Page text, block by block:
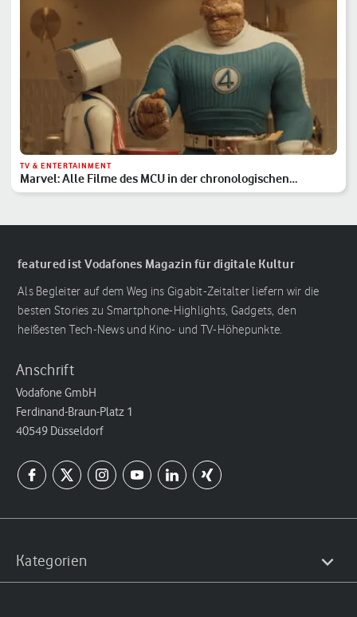
TV & ENTERTAINMENT
Marvel: Alle Filme des MCU in der chronologischen
Reihenfolge
featured ist Vodafones Magazin für digitale Kultur
Als Begleiter auf dem Weg ins Gigabit-Zeitalter liefern wir die
besten Stories zu Smartphone-Highlights, Gadgets, den
heißesten Tech-News und Kino- und TV-Höhepunkte.
Anschrift
Vodafone GmbH
Ferdinand-Braun-Platz 1
40549 Düsseldorf
Kategorien